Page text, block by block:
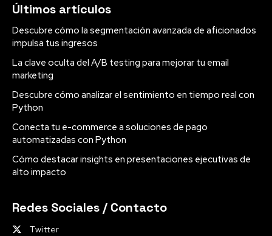
Últimos artículos
Descubre cómo la segmentación avanzada de aficionados
impulsa tus ingresos
La clave oculta del A/B testing para mejorar tu email
marketing
Descubre cómo analizar el sentimiento en tiempo real con
Python
Conecta tu e-commerce a soluciones de pago
automatizadas con Python
Cómo destacar insights en presentaciones ejecutivas de
alto impacto
Redes Sociales / Contacto
Twitter